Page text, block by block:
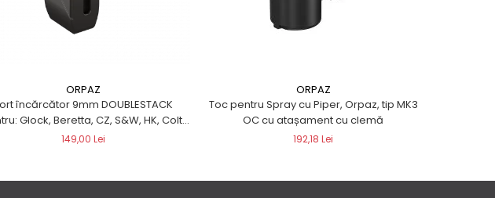
ORPAZ
încărcător 9mm DOUBLESTACK
Glock, Beretta, CZ, S&W, HK, Colt,
Sauer, Walther, Smith & Wesson,
149,00 Lei
ORPAZ
Toc pentru Spray cu Piper, Orpaz, tip MK3
OC cu atașament cu clemă
192,18 Lei